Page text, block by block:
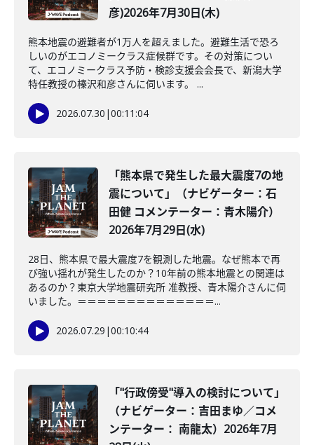
彦)2026年7月30日(木)
熊本地震の避難者が1万人を超えました。避難生活で恐ろ
しいのがエコノミークラス症候群です。その対策につい
て、エコノミークラス予防・検診支援会会長で、新潟大学
特任教授の榛沢和彦さんに伺います。 ...
2026.07.30 |00:11:04
「熊本県で発生した最大震度7の地
震について」（ナビゲーター：石
田健 コメンテーター：青木陽介）
2026年7月29日(水)
28日、熊本県で最大震度7を観測した地震。なぜ熊本で再
び強い揺れが発生したのか？10年前の熊本地震との関連は
あるのか？東京大学地震研究所 准教授、青木陽介さんに伺
いました。＝＝＝＝＝＝＝＝＝＝＝＝＝＝...
2026.07.29 |00:10:44
「"行政傍受"導入の検討について」
（ナビゲーター：吉田まゆ／コメ
ンテーター： 南龍太）2026年7月